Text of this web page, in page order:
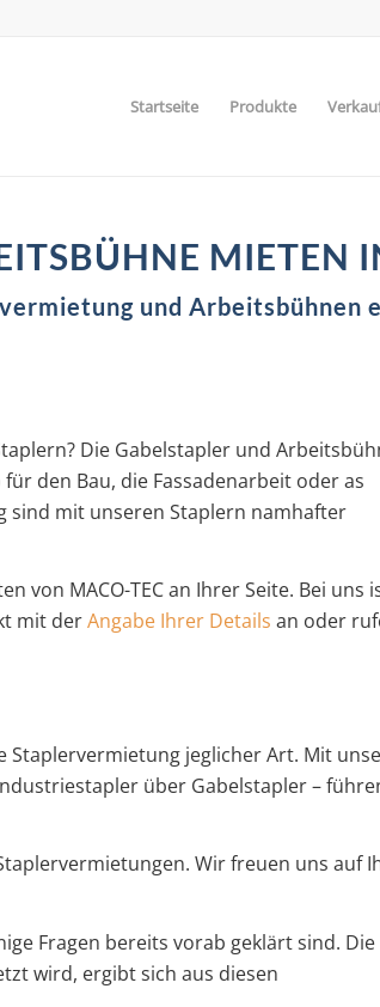
Startseite Produkte
MIETEN
und Arbeitsbühnen
Die Gabelstapler und
den Bau, die Fassadenarbeit oder as
sind mit unseren Staplern namhafter
von MACO-TEC an Ihrer Seite. Bei uns
mit derAngabe Ihrer Details an oder
Staplervermietung jeglicher Art. Mit
über Gabelstapler –
Wir freuen uns auf
Fragen bereits vorab geklärt sind. Die
wird, ergibt sich aus diesen